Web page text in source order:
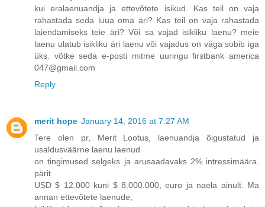
kui eralaenuandja ja ettevõtete isikud. Kas teil on vaja
rahastada seda luua oma äri? Kas teil on vaja rahastada
laiendamiseks teie äri? Või sa vajad isikliku laenu? meie
laenu ulatub isikliku äri laenu või vajadus on väga sobib iga
üks. võtke seda e-posti mitme uuringu firstbank america
047@gmail.com
Reply
merit hope January 14, 2016 at 7:27 AM
Tere olen pr, Merit Lootus, laenuandja õigustatud ja
usaldusväärne laenu laenud
on tingimused selgeks ja arusaadavaks 2% intressimäära.
pärit
USD $ 12.000 kuni $ 8.000.000, euro ja naela ainult. Ma
annan ettevõtete laenude,